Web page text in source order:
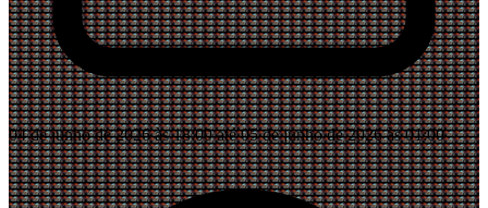
04 de junho de 2026 às 18:00 até 05 de junho de 2026 às 01:00